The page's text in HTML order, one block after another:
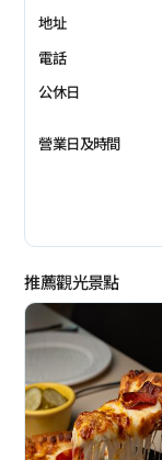
地址
電話
公休日
營業日及時間
推薦觀光景點